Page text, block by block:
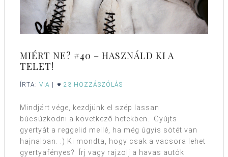
MIÉRT NE? #40 – HASZNÁLD KI A
TELET!
ÍRTA: VIA | 23 HOZZÁSZÓLÁS
Mindjárt vége, kezdjünk el szép lassan
búcsúzkodni a következő hetekben. Gyújts
gyertyát a reggelid mellé, ha még úgyis sötét van
hajnalban. :) Ki mondta, hogy csak a vacsora lehet
gyertyafényes? Írj vagy rajzolj a havas autók